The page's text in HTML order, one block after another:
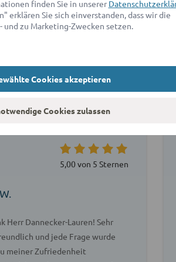
Kunden über
5,00 von 5 Sternen
Herr Dannecker-Lauren! Sehr
und jede Frage wurde
meiner Zufriedenheit
finden Sie in unserer
erklären Sie sich einverstanden, dass wir die
zu Marketing-Zwecken setzen.
Cookies akzeptieren
Cookies zulassen